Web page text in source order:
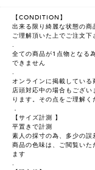
【CONDITION】
出来る限り綺麗な状態の
ご理解頂いた上でご注文
.
全ての商品が1点物となる
できません
.
オンラインに掲載している
店頭対応中の場合もござ
ります。その点をご理解く
．
【サイズ計測 】
平置きで計測
素人の採寸の為、多少の
商品の色味は、ご閲覧い
ます
.